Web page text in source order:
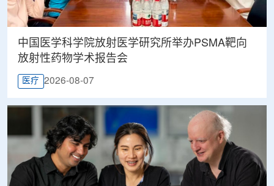
中国医学科学院放射医学研究所举办PSMA靶向
放射性药物学术报告会
医疗 2026-08-07